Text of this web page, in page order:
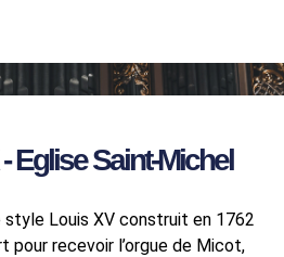
Eglise Saint-Michel
Louis XV construit en 1762
pour recevoir l’orgue de Micot,